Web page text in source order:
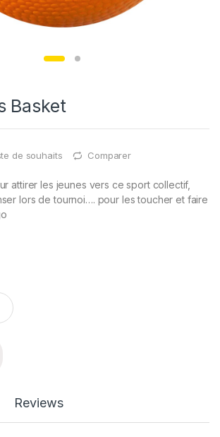
Basket
de souhaits Comparer
attirer les jeunes vers ce sport collectif,
lors de tournoi…. pour les toucher et faire
Reviews